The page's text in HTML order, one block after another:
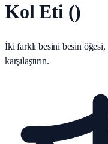
Kol Eti ()
İki farklı besini besin öğesi,
karşılaştırın.